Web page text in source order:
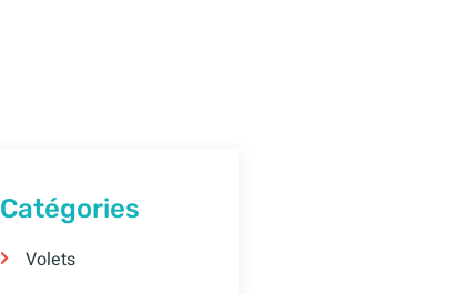
Catégories
Volets